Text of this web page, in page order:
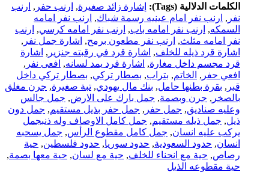
الكلمات الدلالية (Tags): إشارة زائد صغيرة, ارنب حفر , ارنب
نفر , ارنب نفر امام عينيه رسمة شباك, ارنب نفر امامه
السمكه, ارنب نفر امامه باب, ارنب نفر امامه كرسي, ارنب
نفر امامه مثلث, ارنب نفر مطعون برمح, اشارة جمل نفر ,
اشارة قرد ذيله للخلف, اشارة قرد في رقبته جنزير , اشارة
قرد مجسم داخل مغارة, اشارة قرد يمد لسانه, افعى نفر ,
افعي حفر , الخاتم, بتراب, بصطار تركي, بصطار تركي داخل
قبر , بقرة بطنها حامل, بنك مال يهودي, تبة صغيرة, جرن مغلق
بالصخر , جرن وبصمة, جمل بارك على الارض, جمل جالس
وعليه صناديق, جمل حفر , جمل حفر بذيل مستقيم, جمل دون
ذيل, جمل ذيله مستقيم, جمل كامل الاوصاف وله ذنبجمل
يركب عليه انسان, جمل كامل مقطوع الرأس, جمل يسحبه
انسان, حدود السعودية, حدود سوريا, حدود فلسطين, حية
رصاص, حية مع انحناء للخلف, حية مع لسان, حية معها بصمة,
حية مقطوعه الذيل